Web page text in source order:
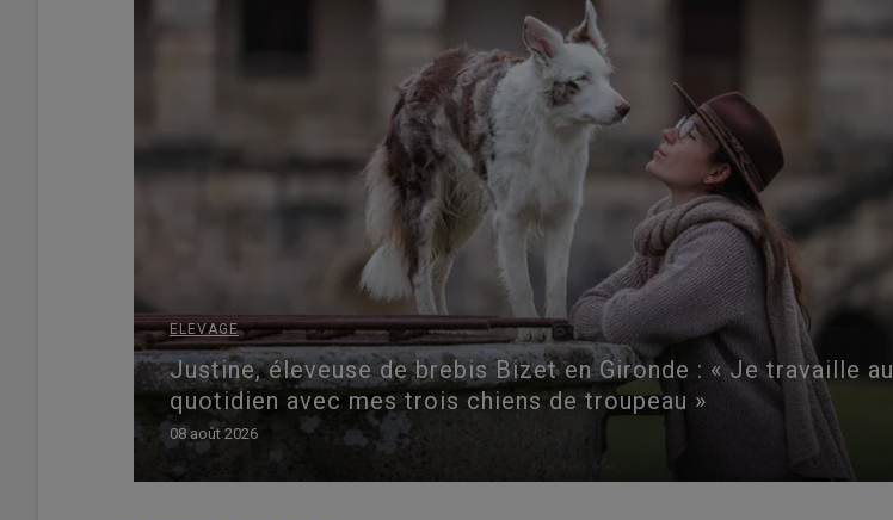
ELEVAGE
Justine, éleveuse de brebis Bizet en Gironde : « Je travaille au
quotidien avec mes trois chiens de troupeau »
08 août 2026